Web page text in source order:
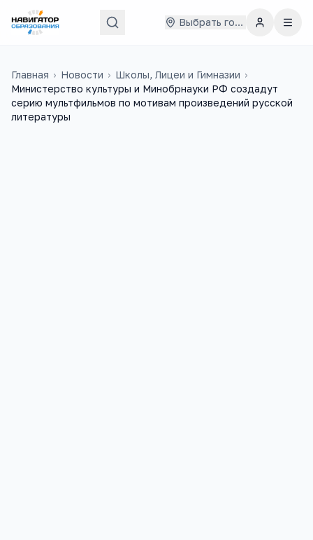
Выбрать город
Главная › Новости › Школы, Лицеи и Гимназии ›
Министерство культуры и Минобрнауки РФ создадут
серию мультфильмов по мотивам произведений русской
литературы